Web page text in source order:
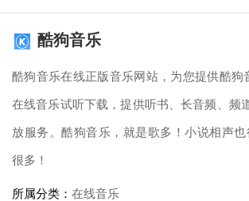
酷狗音乐
酷狗音乐在线正版音乐网站，为您提供酷狗
在线音乐试听下载，提供听书、长音频、频
放服务。酷狗音乐，就是歌多！小说相声
很多！
所属分类： 在线音乐